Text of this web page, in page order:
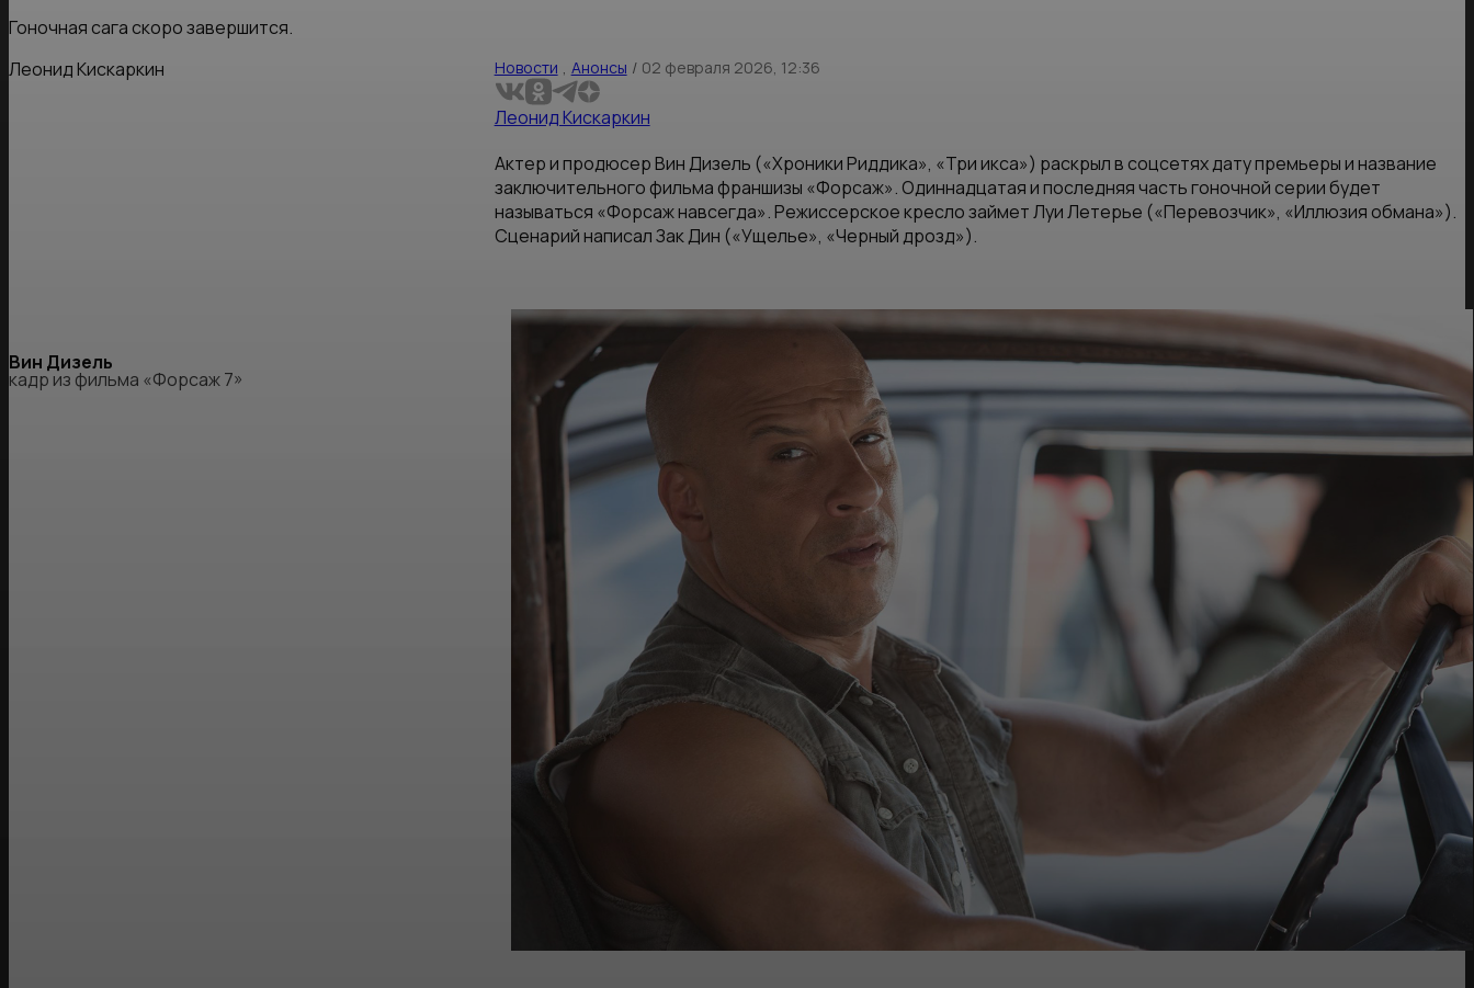
Гоночная сага скоро завершится.
Леонид Кискаркин
Новости , Анонсы / 02 февраля 2026, 12:36
Леонид Кискаркин
Актер и продюсер Вин Дизель («Хроники Риддика», «Три икса») раскрыл в соцсетях дату премьеры и название
заключительного фильма франшизы «Форсаж». Одиннадцатая и последняя часть гоночной серии будет
называться «Форсаж навсегда». Режиссерское кресло займет Луи Летерье («Перевозчик», «Иллюзия обмана»).
Сценарий написал Зак Дин («Ущелье», «Черный дрозд»).
Вин Дизель
кадр из фильма «Форсаж 7»